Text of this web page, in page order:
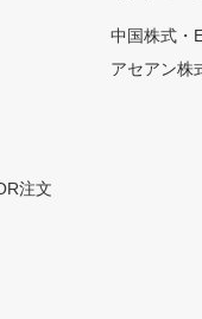
注文
中国株式・
アセアン株